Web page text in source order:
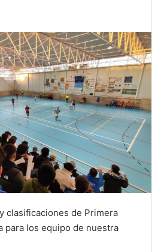
clasificaciones de Primera
para los equipo de nuestra